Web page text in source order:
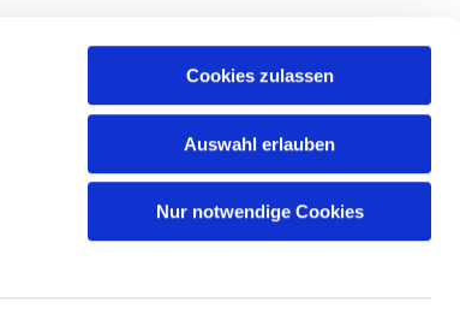
Cookies zulassen
Auswahl erlauben
Nur notwendige Cookies